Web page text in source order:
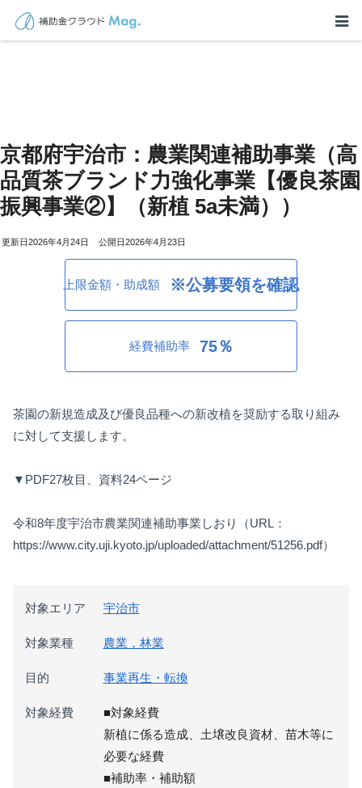
京都府宇治市：農業関連補助事業（高
品質茶ブランド力強化事業【優良茶園
振興事業②】（新植 5a未満））
2026年4月24日 2026年4月23日
上限金額・助成額 ※公募要領を確認
経費補助率 75％
茶園の新規造成及び優良品種への新改植を奨励する取り組み
に対して支援します。
▼PDF27枚目、資料24ページ
令和8年度宇治市農業関連補助事業しおり（URL：
https://www.city.uji.kyoto.jp/uploaded/attachment/51256.pdf）
対象エリア 宇治市
対象業種 農業，林業
目的 事業再生・転換
対象経費
■対象経費
新植に係る造成、土壌改良資材、苗木等に
必要な経費
■補助率・補助額